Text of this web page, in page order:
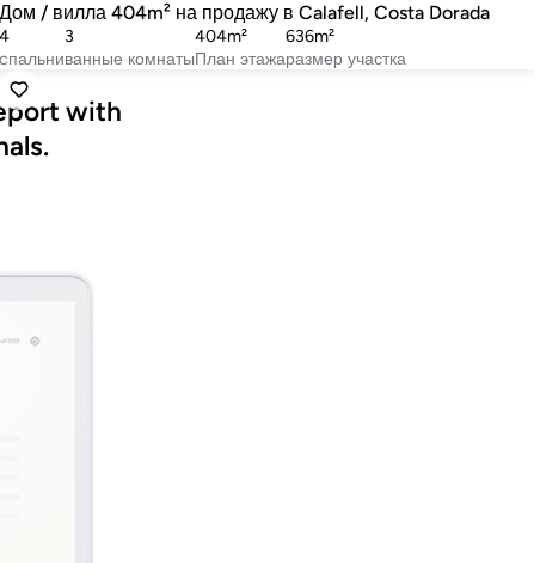
Дом / вилла 404m² на продажу в Calafell, Costa Dorada
cпальни
4
ванные комнаты
3
План этажа
404m²
размер участка
636m²
with